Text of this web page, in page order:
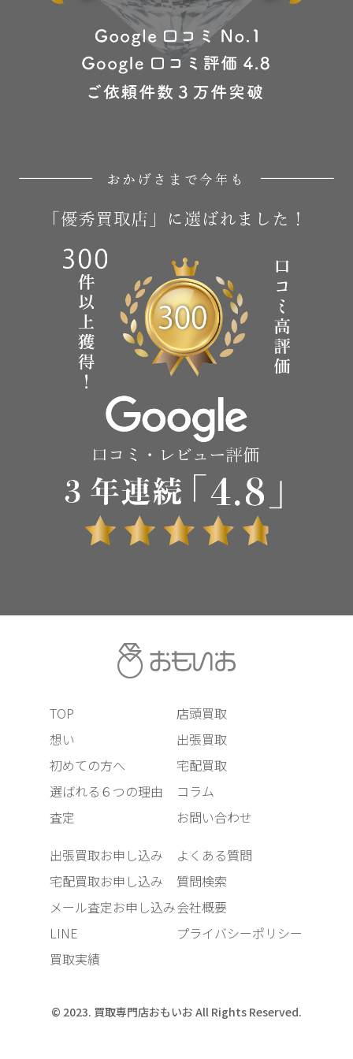
TOP
想い
初めての方へ
選ばれる６つの理由
査定
店頭買取
出張買取
宅配買取
コラム
お問い合わせ
出張買取お申し込み
宅配買取お申し込み
メール査定お申し込み
LINE
買取実績
よくある質問
質問検索
会社概要
プライバシーポリシー
© 2023. 買取専門店おもいお All Rights Reserved.